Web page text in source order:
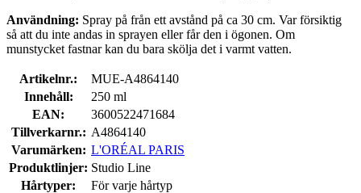
Användning: Spray på från ett avstånd på ca 30 cm. Var försiktig
så att du inte andas in sprayen eller får den i ögonen. Om
munstycket fastnar kan du bara skölja det i varmt vatten.
Artikelnr.:
MUE-A4864140
Innehåll:
250 ml
EAN:
3600522471684
Tillverkarnr.: A4864140
Varumärken: L'ORÉAL PARIS
Produktlinjer: Studio Line
Hårtyper:
För varje hårtyp